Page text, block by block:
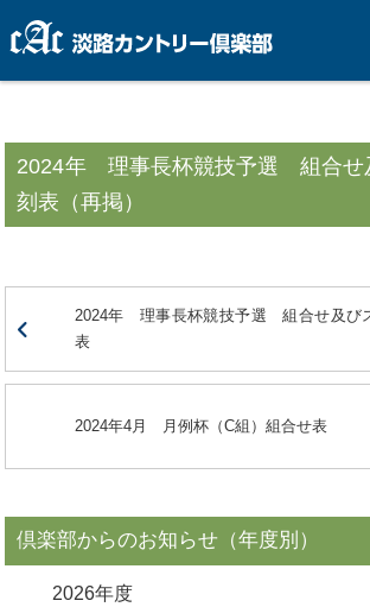
2024年 理事長杯競技予選 組合せ
刻表（再掲）
2024年 理事長杯競技予選 組合せ及び
表
2024年4月 月例杯（C組）組合せ表
倶楽部からのお知らせ（年度別）
2026年度